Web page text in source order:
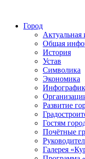
Город
Общая
История
Устав
Символика
Экономика
Развитие
Гостям
Почётные
Галерея